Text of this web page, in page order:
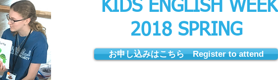
KIDS ENGLISH WEEK
2018 SPRING
お申し込みはこちら Register to attend